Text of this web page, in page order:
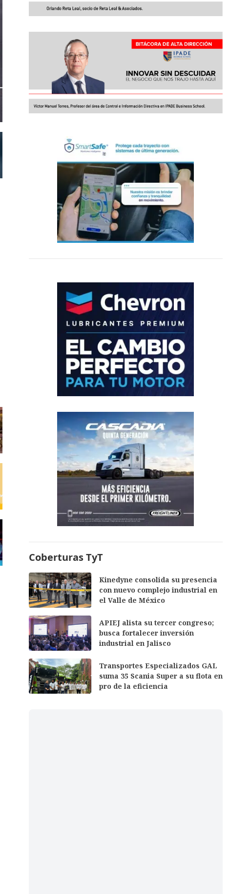
Coberturas TyT
Kinedyne consolida su presencia
con nuevo complejo industrial en
el Valle de México
APIEJ alista su tercer congreso;
busca fortalecer inversión
industrial en Jalisco
Transportes Especializados GAL
suma 35 Scania Super a su flota en
pro de la eficiencia